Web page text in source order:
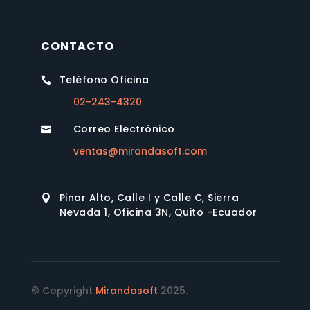
CONTACTO

Teléfono Oficina
02-243-4320

Correo Electrónico
ventas@mirandasoft.com

Pinar Alto, Calle I y Calle C, Sierra
Nevada 1, Oficina 3N, Quito -Ecuador
© Copyright Mirandasoft 2025.